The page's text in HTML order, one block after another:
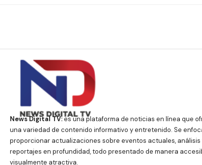
News Digital TV:es una plataforma de noticias en línea que
una variedad de contenido informativo y entretenido. Se
proporcionar actualizaciones sobre eventos actuales, análisis
reportajes en profundidad, todo presentado de manera
visualmente atractiva.